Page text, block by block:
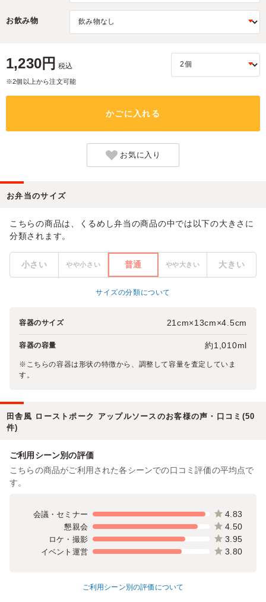
お飲み物
1,230円 税込
※2個以上から注文可能
かごに入れる
お気に入り
お弁当のサイズ
こちらの商品は、くるめし弁当の商品の中では以下の大きさに
分類されます。
小さい やや小さい 普通 やや大きい 大きい
サイズの分類について
容器のサイズ 21cm×13cm×4.5cm
容器の容量 約1,010ml
※こちらの容器は形状の特徴から、調整して容量を査定していま
す。
田舎風 ローストポーク アップルソースのお客様の声・口コミ(50
件)
ご利用シーン別の評価
こちらの商品がご利用された各シーンでの口コミ評価の平均点で
す。
会議・セミナー 4.83
懇親会 4.50
ロケ・撮影 3.95
イベント運営 3.80
ご利用シーン別の評価について